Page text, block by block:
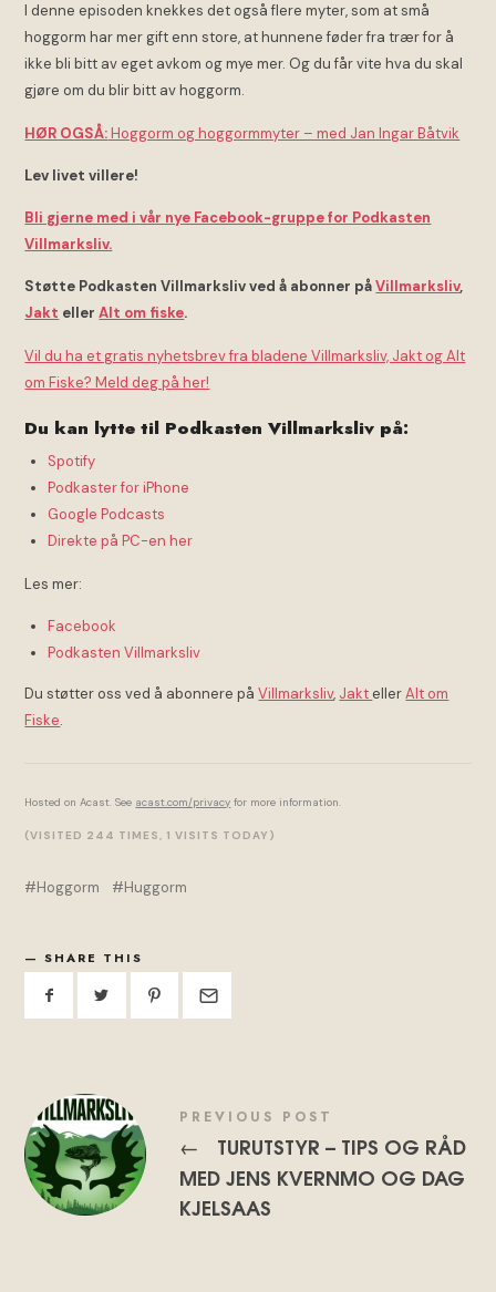
I denne episoden knekkes det også flere myter, som at små
hoggorm har mer gift enn store, at hunnene føder fra trær for å
ikke bli bitt av eget avkom og mye mer. Og du får vite hva du skal
gjøre om du blir bitt av hoggorm.
HØR OGSÅ:Hoggorm og hoggormmyter – med Jan Ingar Båtvik
Lev livet villere!
Bli gjerne med i vår nye Facebook-gruppe for Podkasten
Villmarksliv.
Støtte Podkasten Villmarksliv ved å abonner påVillmarksliv,
Jakt ellerAlt om fiske.
Vil du ha et gratis nyhetsbrev fra bladene Villmarksliv, Jakt og Alt
om Fiske? Meld deg på her!
Du kan lytte til Podkasten Villmarksliv på:
Spotify
Podkaster for iPhone
Google Podcasts
Direkte på PC-en her
Les mer:
Facebook
Podkasten Villmarksliv
Du støtter oss ved å abonnere påVillmarksliv, Jakt ellerAlt om
Fiske.
Hosted on Acast. See acast.com/privacy for more information.
(VISITED 244 TIMES, 1 VISITS TODAY)
Hoggorm Huggorm
SHARE THIS
PREVIOUS POST
←
TURUTSTYR – TIPS OG RÅD
MED JENS KVERNMO OG DAG
KJELSAAS